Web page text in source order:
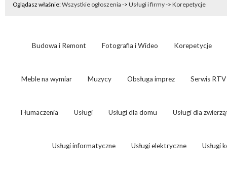
Oglądasz właśnie:Wszystkie ogłoszenia -> Usługi i firmy-> Korepetycje
Budowa i Remont Fotografia i Wideo Korepetycje
Meble na wymiar Muzycy Obsługa imprez Serwis
Tłumaczenia Usługi Usługi dla domu Usługi dla
Usługi informatyczne Usługi elektryczne Usługi